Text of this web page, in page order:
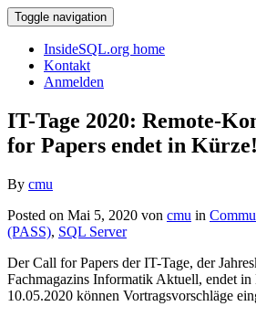
Toggle navigation
InsideSQL.org home
Kontakt
Anmelden
IT-Tage 2020: Remote-
for Papers endet in Kürze!
By cmu
Posted on Mai 5, 2020 von cmu in
(PASS), SQL Server
Der Call for Papers der IT-Tage, der
Fachmagazins Informatik Aktuell, endet
10.05.2020 können Vortragsvorschläge